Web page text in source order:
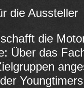
die Aussteller
die
Über das